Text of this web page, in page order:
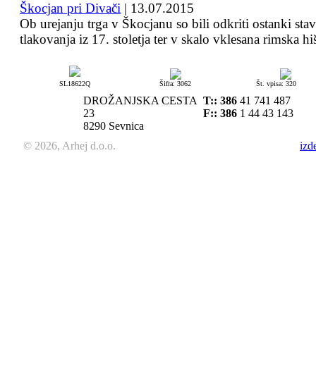
Škocjan pri Divači | 13.07.2015
Ob urejanju trga v Škocjanu so bili odkriti ostanki
tlakovanja iz 17. stoletja ter v skalo vklesana rimska
SL18622Q Šifra: 3062 Št. vpisa: 320
DROŽANJSKA CESTA
23
8290 Sevnica
T:: 386 41 741 487
F:: 386 1 44 43 143
© 2026, Arhej d.o.o.